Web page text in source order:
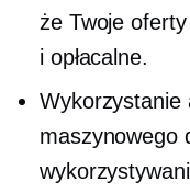
że Twoje
i opłacalne.
Wykorzystanie
maszynowego